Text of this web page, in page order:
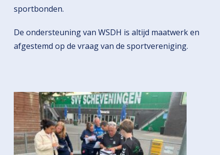
sportbonden.
De ondersteuning van WSDH is altijd maatwerk en
afgestemd op de vraag van de sportvereniging.